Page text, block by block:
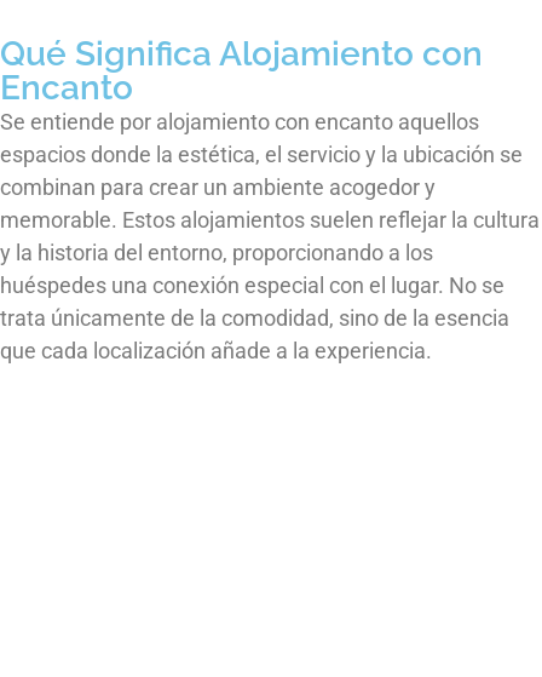
Qué Significa Alojamiento con
Encanto
Se entiende por alojamiento con encanto aquellos
espacios donde la estética, el servicio y la ubicación se
combinan para crear un ambiente acogedor y
memorable. Estos alojamientos suelen reflejar la cultura
y la historia del entorno, proporcionando a los
huéspedes una conexión especial con el lugar. No se
trata únicamente de la comodidad, sino de la esencia
que cada localización añade a la experiencia.